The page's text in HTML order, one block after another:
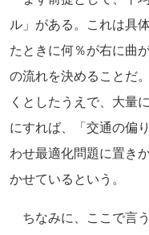
ル」がある。これは具
たときに何％が右に曲
の流れを決めることだ
くとしたうえで、大量
にすれば、「交通の偏
わせ最適化問題に置き
かせているという。
ちなみに、ここで言